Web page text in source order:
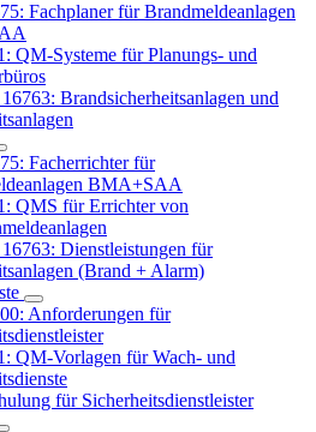
Fachplaner für Brandmeldeanlagen
QM-Systeme für Planungs- und
Brandsicherheitsanlagen und
Facherrichter für
BMA+SAA
QMS für Errichter von
Dienstleistungen für
(Brand + Alarm)
Anforderungen für
QM-Vorlagen für Wach- und
für Sicherheitsdienstleister